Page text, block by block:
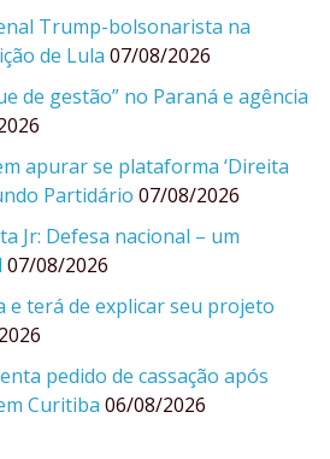
Trump-bolsonarista na
de Lula 07/08/2026
de gestão” no Paraná e agência
apurar se plataforma ‘Direita
Partidário 07/08/2026
Jr: Defesa nacional – um
07/08/2026
e terá de explicar seu projeto
pedido de cassação após
Curitiba 06/08/2026